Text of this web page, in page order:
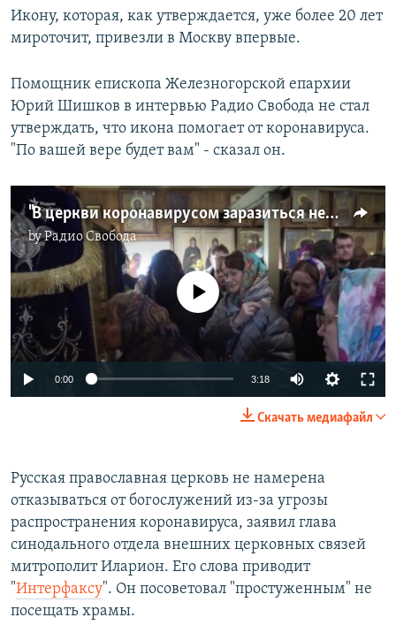
Икону, которая, как утверждается, уже более 20 лет
мироточит, привезли в Москву впервые.
Помощник епископа Железногорской епархии
Юрий Шишков в интервью Радио Свобода не стал
утверждать, что икона помогает от коронавируса.
"По вашей вере будет вам" - сказал он.
"В церкви коронавирусом заразиться нельзя!"
byРадио Свобода
1080p
No media source currently available
0:00 3:18
1080p
Скачать медиафайл
Русская православная церковь не намерена
отказываться от богослужений из-за угрозы
распространения коронавируса, заявил глава
синодального отдела внешних церковных связей
митрополит Иларион. Его слова приводит
"Интерфаксу". Он посоветовал "простуженным" не
посещать храмы.